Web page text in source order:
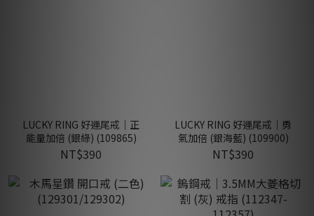
LUCKY RING 好運尾戒｜正
能量加倍 (銀綠) (109865)
NT$390
LUCKY RING 好運尾戒｜勇
氣加倍 (銀海藍) (109900)
NT$390